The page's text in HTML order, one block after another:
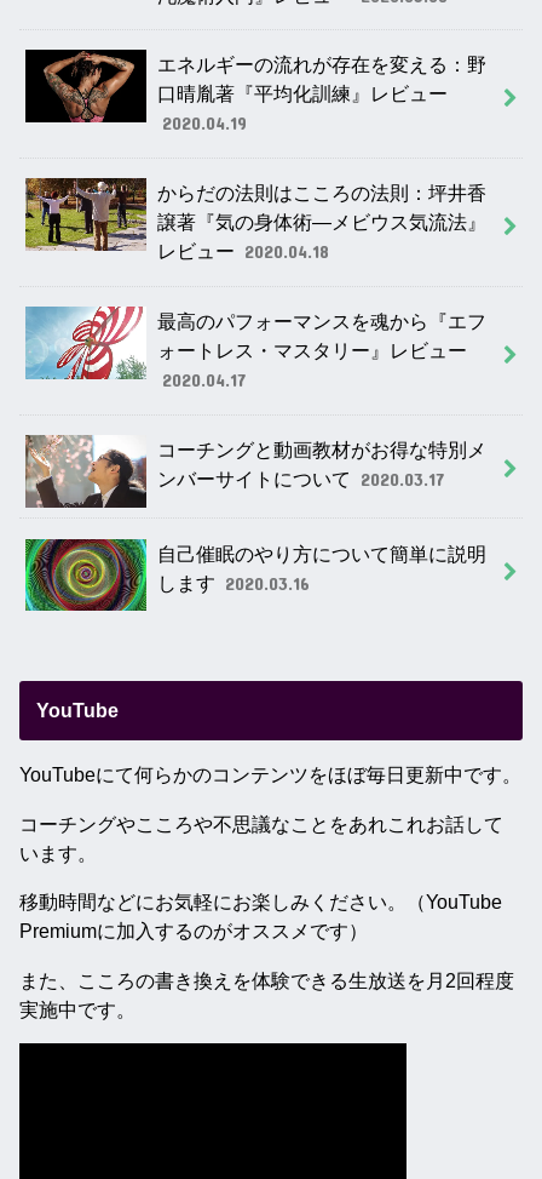
エネルギーの流れが存在を変える：野
口晴胤著『平均化訓練』レビュー
2020.04.19
からだの法則はこころの法則：坪井香
譲著『気の身体術―メビウス気流法』
レビュー 2020.04.18
最高のパフォーマンスを魂から『エフ
ォートレス・マスタリー』レビュー
2020.04.17
コーチングと動画教材がお得な特別メ
ンバーサイトについて
2020.03.17
自己催眠のやり方について簡単に説明
します 2020.03.16
YouTube
YouTubeにて何らかのコンテンツをほぼ毎日更新中です。
コーチングやこころや不思議なことをあれこれお話して
います。
移動時間などにお気軽にお楽しみください。（YouTube
Premiumに加入するのがオススメです）
また、こころの書き換えを体験できる生放送を月2回程度
実施中です。